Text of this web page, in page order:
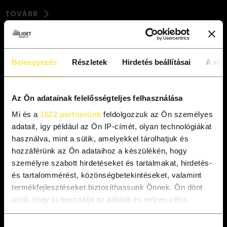
Beleegyezés Részletek Hirdetés beállításai A
Az Ön adatainak felelősségteljes felhasználása
Mi és a 1022 partnerünk feldolgozzuk az Ön személyes
adatait, így például az Ön IP-címét, olyan technológiákat
használva, mint a sütik, amelyekkel tárolhatjuk és
hozzáférünk az Ön adataihoz a készülékén, hogy
személyre szabott hirdetéseket és tartalmakat, hirdetés-
és tartalommérést, közönségbetekintéseket, valamint
termékfejlesztéseket biztosíthassunk Önnek. Ön dönt
arról, hogy ki használja az adatait és milyen célra.
TOVÁBB
2026/06/30 AKTUALITÁSOK
A Néprajzi Múzeum több tárlata
is verseng az Év Kiállítása 2026
2026/06/26 AKTUALITÁSOK
Hűsítő programok a
Városligetből